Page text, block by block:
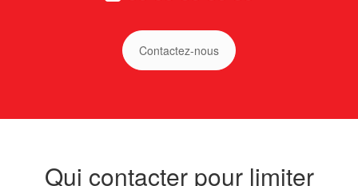
Contactez-nous
Qui contacter pour limiter